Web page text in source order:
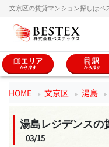
文京区の賃貸マンション探しはベ
HOME 文京区 湯島
湯島レジデンスの
03/15